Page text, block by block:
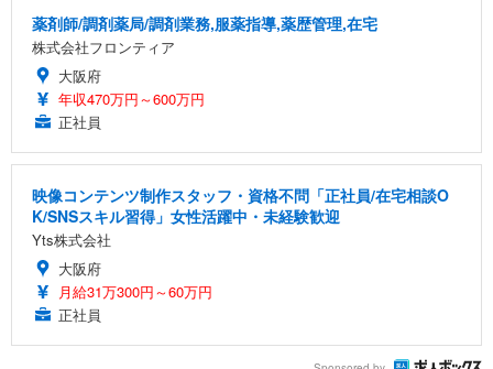
薬剤師/調剤薬局/調剤業務,服薬指導,薬歴管理,在宅
株式会社フロンティア
大阪府
年収470万円～600万円
正社員
映像コンテンツ制作スタッフ・資格不問「正社員/在宅相談O
K/SNSスキル習得」女性活躍中・未経験歓迎
Yts株式会社
大阪府
月給31万300円～60万円
正社員